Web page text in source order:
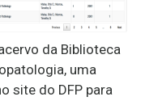
da Biblioteca
uma
site do DFP para